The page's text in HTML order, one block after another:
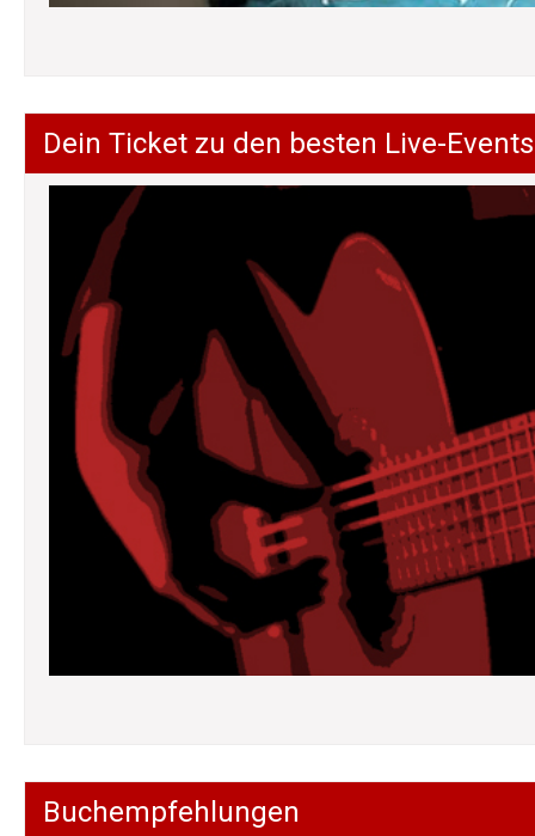
Dein Ticket zu den besten Live-Events
Buchempfehlungen